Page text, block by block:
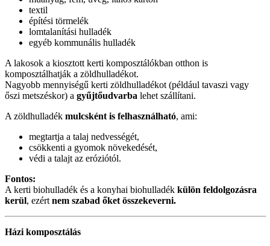
textil
építési törmelék
lomtalanítási hulladék
egyéb kommunális hulladék
A lakosok a kiosztott kerti komposztálókban otthon is
komposztálhatják a zöldhulladékot.
Nagyobb mennyiségű kerti zöldhulladékot (például tavaszi vagy
őszi metszéskor) a gyűjtőudvarba lehet szállítani.
A zöldhulladék mulcsként is felhasználható, ami:
megtartja a talaj nedvességét,
csökkenti a gyomok növekedését,
védi a talajt az eróziótól.
Fontos:
A kerti biohulladék és a konyhai biohulladék külön feldolgozásra
kerül, ezért nem szabad őket összekeverni.
Házi komposztálás